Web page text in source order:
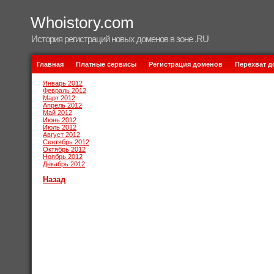
Whoistory.com
История регистраций новых доменов в зоне .RU
Главная Платные сервисы Регистрация доменов Перехват
Январь 2012
Февраль 2012
Март 2012
Апрель 2012
Май 2012
Июнь 2012
Июль 2012
Август 2012
Сентябрь 2012
Октябрь 2012
Ноябрь 2012
Декабрь 2012
Назад